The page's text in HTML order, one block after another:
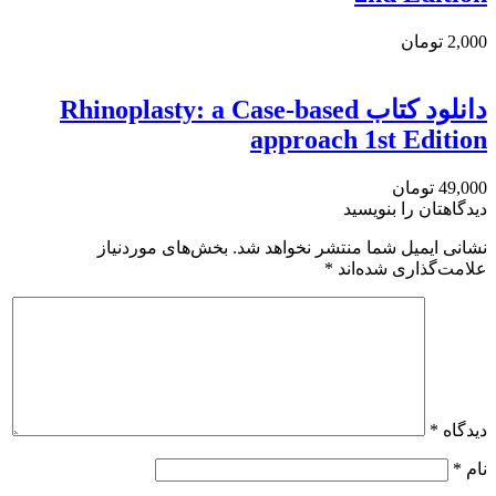
2,000 تومان
دانلود كتاب Rhinoplasty: a Case-based
approach 1st Edition
49,000 تومان
دیدگاهتان را بنویسید
نشانی ایمیل شما منتشر نخواهد شد. بخش‌های موردنیاز
علامت‌گذاری شده‌اند *
دیدگاه *
نام *